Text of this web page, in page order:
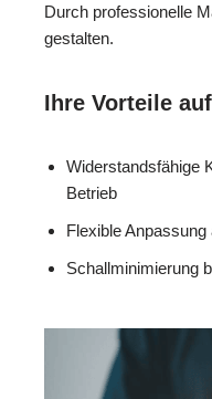
Durch professionelle
gestalten.
Ihre Vorteile
Widerstandsfähige
Betrieb
Flexible
Schallminimierung